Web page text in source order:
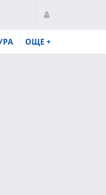
ОЩЕ +